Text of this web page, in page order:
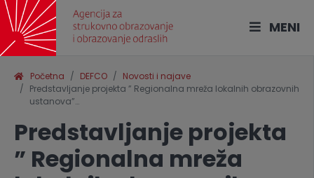
MENI
Početna DEFCO
Novosti i najave
Predstavljanje projekta ” Regionalna mreža lokalnih obrazovnih
ustanova”…
Predstavljanje projekta
” Regionalna mreža